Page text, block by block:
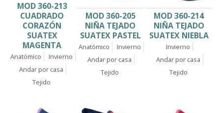
MOD 360-213
CUADRADO
CORAZÓN
SUATEX
MAGENTA
Anatómico
Invierno
Andar por casa
Tejido
MOD 360-205
NIÑA TEJADO
SUATEX PASTEL
Anatómico
Invierno
Andar por casa
Tejido
MOD 360-214
NIÑA TEJADO
SUATEX NIEBLA
Invierno
Andar por casa
Tejido